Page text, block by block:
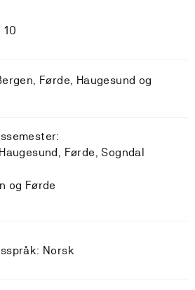
10
Førde, Haugesund og
Førde, Sogndal
og Førde
Norsk